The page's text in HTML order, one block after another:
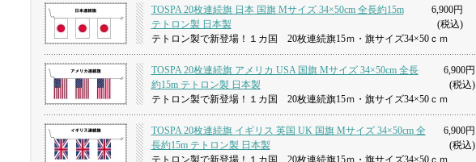
TOSPA 20枚連続旗 日本 国旗 Mサイズ 34×50cm 全長約15m
テトロン製 日本製
6,900円
(税込)
テトロン製で新登場！１カ国 20枚連続旗15ｍ・旗サイズ34×50ｃｍ
TOSPA 20枚連続旗 アメリカ USA 国旗 Mサイズ 34×50cm 全長
約15m テトロン製 日本製
6,900円
(税込)
テトロン製で新登場！１カ国 20枚連続旗15ｍ・旗サイズ34×50ｃｍ
TOSPA 20枚連続旗 イギリス 英国 UK 国旗 Mサイズ 34×50cm 全
長約15m テトロン製 日本製
6,900円
(税込)
テトロン製で新登場！１カ国 20枚連続旗15ｍ・旗サイズ34×50ｃｍ